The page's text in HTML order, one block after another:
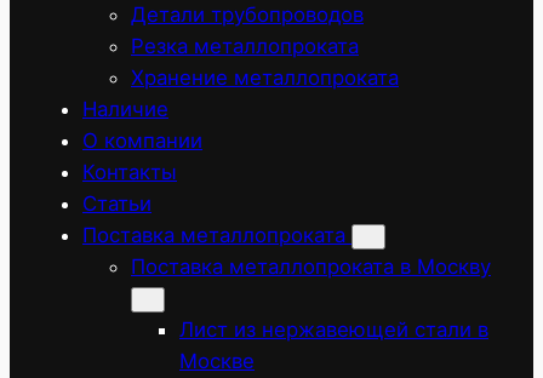
Детали трубопроводов
Резка металлопроката
Хранение металлопроката
Наличие
О компании
Контакты
Статьи
Поставка металлопроката
Поставка металлопроката в Москву
Лист из нержавеющей стали в
Москве